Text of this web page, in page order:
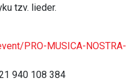
tzv. lieder.
PRO-MUSICA-NOSTRA-
940 108 384